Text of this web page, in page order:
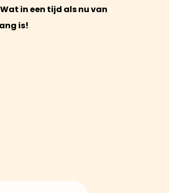
in een tijd als nu van
is!